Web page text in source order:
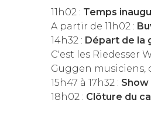
11h02 : Temps
A partir de 11h02 :
14h32 : Départ de la
C'est les Riedesser
Guggen musiciens,
15h47 à 17h32 : Show
18h02 : Clôture du